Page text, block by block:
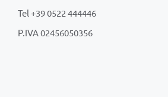
Tel +39 0522 444446
P.IVA 02456050356